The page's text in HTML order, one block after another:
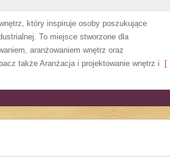
który inspiruje osoby poszukujące
To miejsce stworzone dla
aranżowaniem wnętrz oraz
także Aranżacja i projektowanie wnętrz i [